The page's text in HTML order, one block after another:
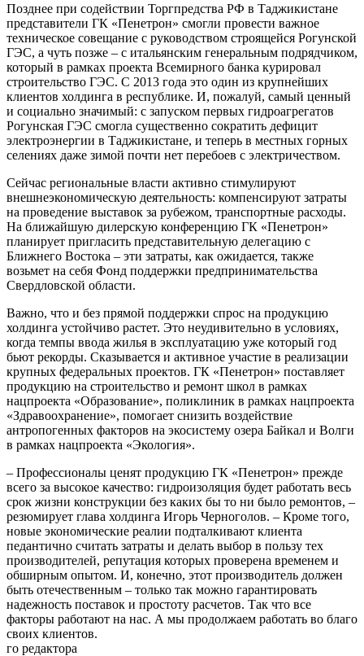
Позднее при содействии Торгпредства РФ в Таджикистане
представители ГК «Пенетрон» смогли провести важное
техническое совещание с руководством строящейся Рогунской
ГЭС, а чуть позже – с итальянским генеральным подрядчиком,
который в рамках проекта Всемирного банка курировал
строительство ГЭС. С 2013 года это один из крупнейших
клиентов холдинга в республике. И, пожалуй, самый ценный
и социально значимый: с запуском первых гидроагрегатов
Рогунская ГЭС смогла существенно сократить дефицит
электроэнергии в Таджикистане, и теперь в местных горных
селениях даже зимой почти нет перебоев с электричеством.
Сейчас региональные власти активно стимулируют
внешнеэкономическую деятельность: компенсируют затраты
на проведение выставок за рубежом, транспортные расходы.
На ближайшую дилерскую конференцию ГК «Пенетрон»
планирует пригласить представительную делегацию с
Ближнего Востока – эти затраты, как ожидается, также
возьмет на себя Фонд поддержки предпринимательства
Свердловской области.
Важно, что и без прямой поддержки спрос на продукцию
холдинга устойчиво растет. Это неудивительно в условиях,
когда темпы ввода жилья в эксплуатацию уже который год
бьют рекорды. Сказывается и активное участие в реализации
крупных федеральных проектов. ГК «Пенетрон» поставляет
продукцию на строительство и ремонт школ в рамках
нацпроекта «Образование», поликлиник в рамках нацпроекта
«Здравоохранение», помогает снизить воздействие
антропогенных факторов на экосистему озера Байкал и Волги
в рамках нацпроекта «Экология».
– Профессионалы ценят продукцию ГК «Пенетрон» прежде
всего за высокое качество: гидроизоляция будет работать весь
срок жизни конструкции без каких бы то ни было ремонтов, –
резюмирует глава холдинга Игорь Черноголов. – Кроме того,
новые экономические реалии подталкивают клиента
педантично считать затраты и делать выбор в пользу тех
производителей, репутация которых проверена временем и
обширным опытом. И, конечно, этот производитель должен
быть отечественным – только так можно гарантировать
надежность поставок и простоту расчетов. Так что все
факторы работают на нас. А мы продолжаем работать во благо
своих клиентов.
го редактора